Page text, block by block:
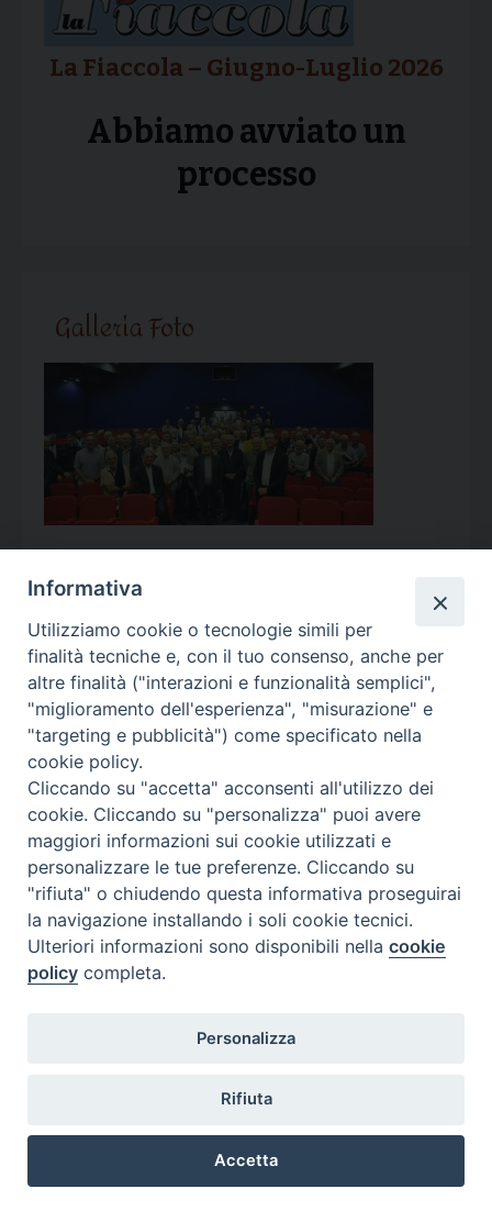
La Fiaccola – Giugno-Luglio 2026
Abbiamo avviato un
processo
Galleria Foto
Calendario Appuntamenti
<< Ago 2026 >>
l m m g v s
d
27
28
3
4 5 6 7 8
9
10
11 12 13 14 15
17
18 19 21
24 25 26 27 28 29 30
31 1
diaconato@seminario.milano.it
Informativa
Utilizziamo cookie o tecnologie simili per
finalità tecniche e, con il tuo consenso, anche per
altre finalità ("interazioni e funzionalità semplici",
"miglioramento dell'esperienza", "misurazione" e
"targeting e pubblicità") come specificato nella
cookie policy.
Cliccando su "accetta" acconsenti all'utilizzo dei
cookie. Cliccando su "personalizza" puoi avere
maggiori informazioni sui cookie utilizzati e
personalizzare le tue preferenze. Cliccando su
"rifiuta" o chiudendo questa informativa proseguirai
la navigazione installando i soli cookie tecnici.
Ulteriori informazioni sono disponibili nellacookie
policy completa.
Personalizza
Rifiuta
Accetta